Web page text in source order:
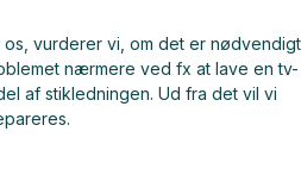
vurderer vi, om det er
nærmere ved fx at lave en tv-
af stikledningen. Ud fra det vil vi